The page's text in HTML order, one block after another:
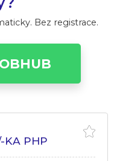
Bez registrace.
KA PHP